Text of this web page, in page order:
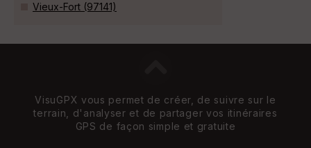
Vieux-Fort (97141)
VisuGPX vous permet de créer, de suivre sur le
terrain, d'analyser et de partager vos itinéraires
GPS de façon simple et gratuite